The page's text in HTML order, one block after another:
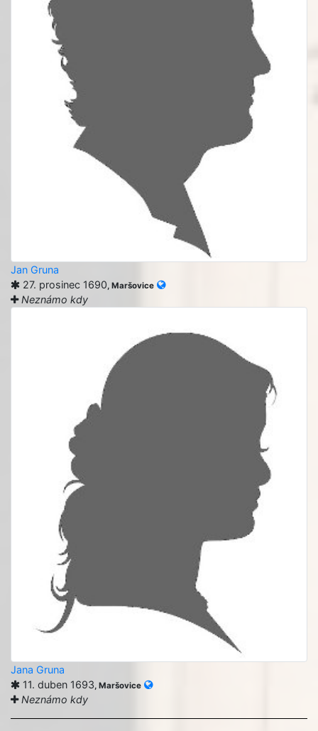
Jan Gruna
27. prosinec 1690, Maršovice
Neznámo kdy
Jana Gruna
11. duben 1693 , Maršovice
Neznámo kdy